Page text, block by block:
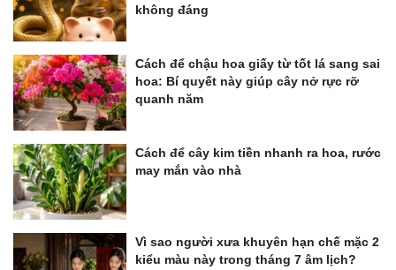
không đáng
Cách để chậu hoa giấy từ tốt lá sang sai
hoa: Bí quyết này giúp cây nở rực rỡ
quanh năm
Cách để cây kim tiền nhanh ra hoa, rước
may mắn vào nhà
Vì sao người xưa khuyên hạn chế mặc 2
kiểu màu này trong tháng 7 âm lịch?